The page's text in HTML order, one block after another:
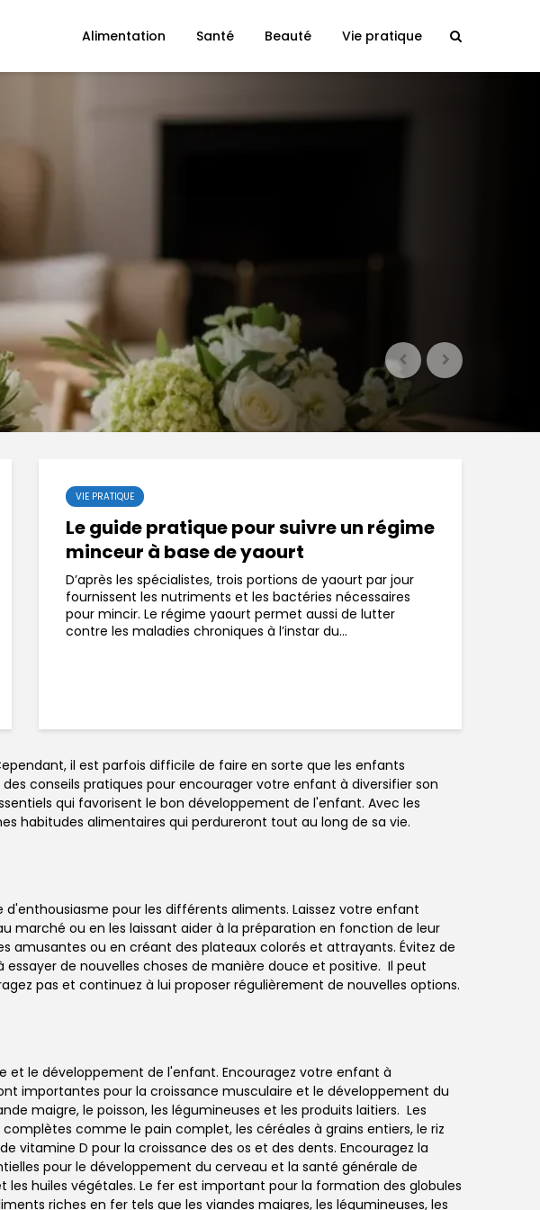
Alimentation Santé Beauté Vie pratique
VIE PRATIQUE
Le guide pratique pour suivre un régime
minceur à base de yaourt
D’après les spécialistes, trois portions de yaourt par jour
fournissent les nutriments et les bactéries nécessaires
pour mincir. Le régime yaourt permet aussi de lutter
contre les maladies chroniques à l’instar du...
il est parfois difficile de faire en sorte que les enfants
conseils pratiques pour encourager votre enfant à diversifier son
qui favorisent le bon développement de l'enfant. Avec les
habitudes alimentaires qui perdureront tout au long de sa vie.
pour les différents aliments. Laissez votre enfant
marché ou en les laissant aider à la préparation en fonction de leur
amusantes ou en créant des plateaux colorés et attrayants. Évitez de
de nouvelles choses de manière douce et positive. Il peut
pas et continuez à lui proposer régulièrement de nouvelles options.
et le développement de l'enfant. Encouragez votre enfant à
importantes pour la croissance musculaire et le développement du
maigre, le poisson, les légumineuses et les produits laitiers. Les
comme le pain complet, les céréales à grains entiers, le riz
vitamine D pour la croissance des os et des dents. Encouragez la
pour le développement du cerveau et la santé générale de
les huiles végétales. Le fer est important pour la formation des globules
riches en fer tels que les viandes maigres, les légumineuses, les